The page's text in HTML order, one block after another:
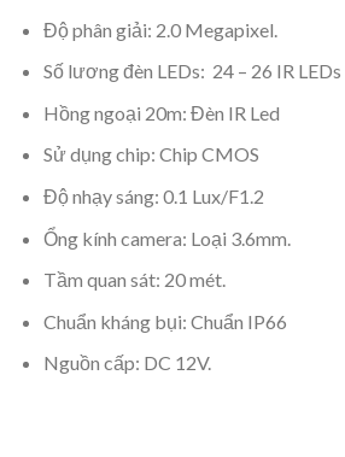
Độ phân giải: 2.0 Megapixel.
Số lương đèn LEDs: 24 – 26 IR LEDs
Hồng ngoại 20m: Đèn IR Led
Sử dụng chip: Chip CMOS
Độ nhạy sáng: 0.1 Lux/F1.2
Ổng kính camera: Loại 3.6mm.
Tầm quan sát: 20 mét.
Chuẩn kháng bụi: Chuẩn IP66
Nguồn cấp: DC 12V.